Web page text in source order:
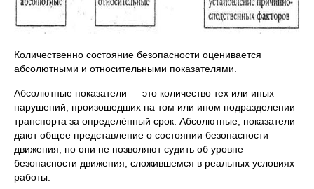
Количественно состояние безопасности оценивается
абсолютными и относи­тельными показателями.
Абсолютные показатели — это количество тех или иных
нарушений, произо­шедших на том или ином подразделении
транспорта за определённый срок. Абсо­лютные, показатели
дают общее представление о состоянии безопасности
движения, но они не позволяют судить об уровне
безопасности движения, сложившемся в ре­альных условиях
работы.